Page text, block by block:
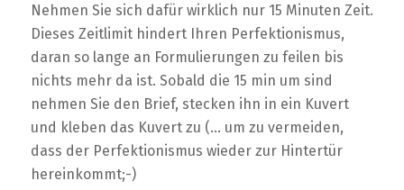
Nehmen Sie sich dafür wirklich nur 15 Minuten Zeit.
Dieses Zeitlimit hindert Ihren Perfektionismus,
daran so lange an Formulierungen zu feilen bis
nichts mehr da ist. Sobald die 15 min um sind
nehmen Sie den Brief, stecken ihn in ein Kuvert
und kleben das Kuvert zu (… um zu vermeiden,
dass der Perfektionismus wieder zur Hintertür
hereinkommt;-)